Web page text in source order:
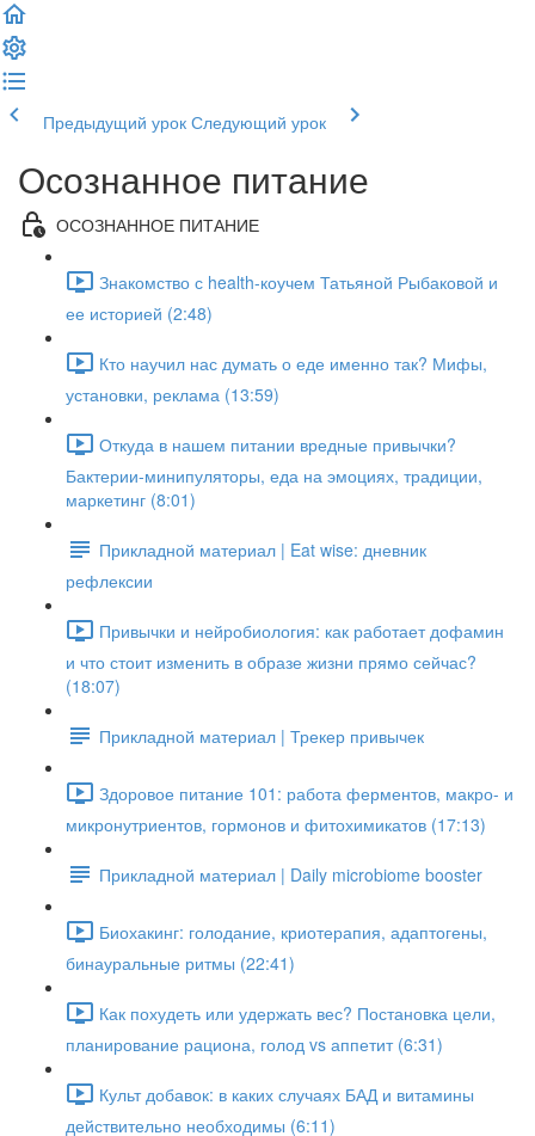
Предыдущий урок Следующий урок
Осознанное питание
ОСОЗНАННОЕ ПИТАНИЕ
Знакомство с health-коучем Татьяной Рыбаковой и
ее историей (2:48)
Кто научил нас думать о еде именно так? Мифы,
установки, реклама (13:59)
Откуда в нашем питании вредные привычки?
Бактерии-минипуляторы, еда на эмоциях, традиции,
маркетинг (8:01)
Прикладной материал | Eat wise: дневник
рефлексии
Привычки и нейробиология: как работает дофамин
и что стоит изменить в образе жизни прямо сейчас?
(18:07)
Прикладной материал | Трекер привычек
Здоровое питание 101: работа ферментов, макро- и
микронутриентов, гормонов и фитохимикатов (17:13)
Прикладной материал | Daily microbiome booster
Биохакинг: голодание, криотерапия, адаптогены,
бинауральные ритмы (22:41)
Как похудеть или удержать вес? Постановка цели,
планирование рациона, голод vs аппетит (6:31)
Культ добавок: в каких случаях БАД и витамины
действительно необходимы (6:11)